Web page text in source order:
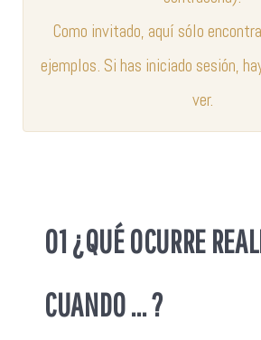
Como invitado, aquí sólo
ejemplos. Si has iniciado sesión,
ver.
01 ¿QUÉ OCURRE
CUANDO ... ?